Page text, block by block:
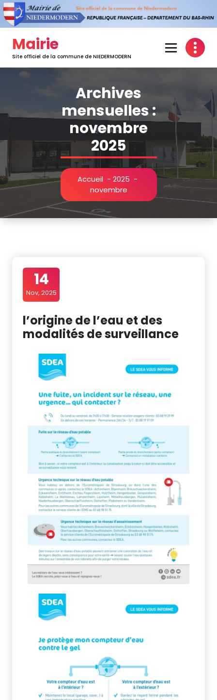
Mairie
Site officiel de la commune de NIEDERMODERN
Archives
mensuelles :
novembre
2025
Accueil - 2025 -
novembre
14
Nov, 2025
l’origine de l’eau et des
modalités de surveillance